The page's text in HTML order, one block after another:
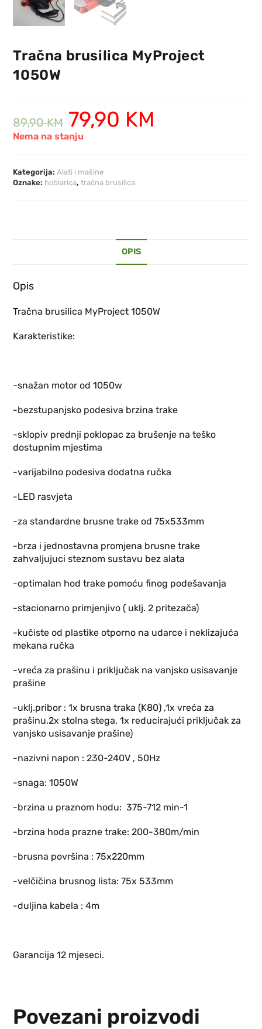
Tračna brusilica MyProject
1050W
89,90KM 79,90 KM
Nema na stanju
Kategorija:Alati i mašine
Oznake: hoblarica,tračna brusilica
OPIS
Opis
Tračna brusilica MyProject 1050W
Karakteristike:
-snažan motor od 1050w
-bezstupanjsko podesiva brzina trake
-sklopiv prednji poklopac za brušenje na teško
dostupnim mjestima
-varijabilno podesiva dodatna ručka
-LED rasvjeta
-za standardne brusne trake od 75x533mm
-brza i jednostavna promjena brusne trake
zahvaljujuci steznom sustavu bez alata
-optimalan hod trake pomoću finog podešavanja
-stacionarno primjenjivo ( uklj. 2 pritezača)
-kučiste od plastike otporno na udarce i neklizajuća
mekana ručka
-vreća za prašinu i priključak na vanjsko usisavanje
prašine
-uklj.pribor : 1x brusna traka (K80) ,1x vreća za
prašinu.2x stolna stega, 1x reducirajući priključak za
vanjsko usisavanje prašine)
-nazivni napon : 230-240V , 50Hz
-snaga: 1050W
-brzina u praznom hodu: 375-712 min-1
-brzina hoda prazne trake: 200-380m/min
-brusna površina : 75x220mm
-velčičina brusnog lista: 75x 533mm
-duljina kabela : 4m
Garancija 12 mjeseci.
Povezani proizvodi